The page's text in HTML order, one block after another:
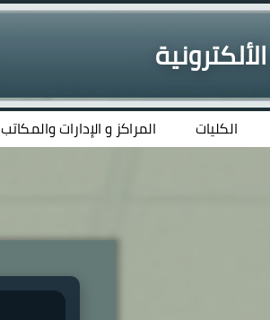
الكليات المراكز و الإدارات والمكاتب